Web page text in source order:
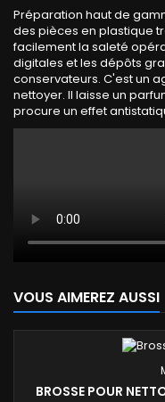
Préparation haut de
des pièces en plastique
facilement la saleté
digitales et les dépôts
conservateurs. C'est un
nettoyer. Il laisse un
procure un effet
VOUS AIMEREZ AUSSI
BROSSE POUR